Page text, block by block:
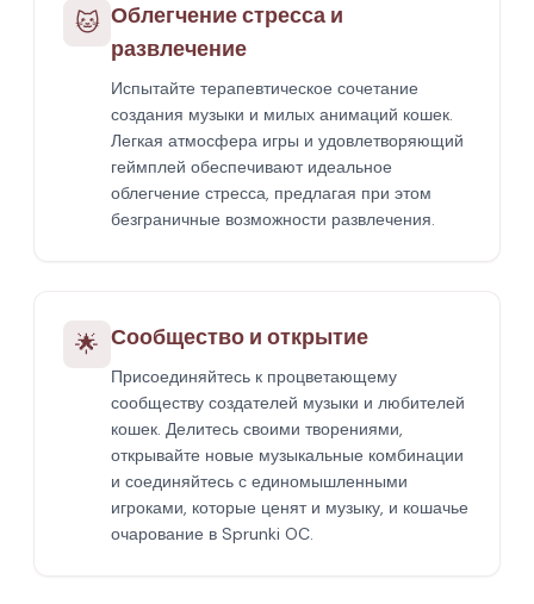
🐱 Облегчение стресса и
развлечение
Испытайте терапевтическое сочетание
создания музыки и милых анимаций кошек.
Легкая атмосфера игры и удовлетворяющий
геймплей обеспечивают идеальное
облегчение стресса, предлагая при этом
безграничные возможности развлечения.
🌟 Сообщество и открытие
Присоединяйтесь к процветающему
сообществу создателей музыки и любителей
кошек. Делитесь своими творениями,
открывайте новые музыкальные комбинации
и соединяйтесь с единомышленными
игроками, которые ценят и музыку, и кошачье
очарование в Sprunki OC.